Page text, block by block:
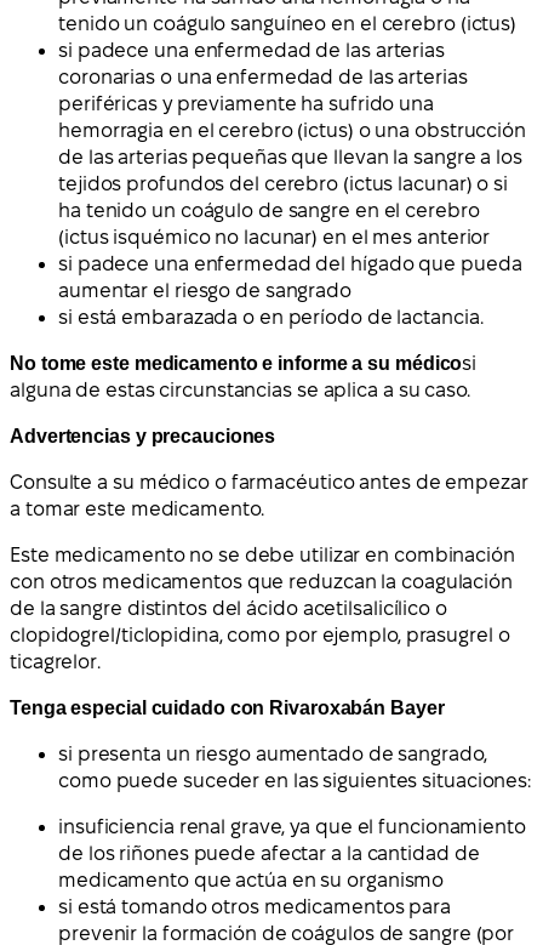
tenido un coágulo sanguíneo en el cerebro (ictus)
si padece una enfermedad de las arterias
coronarias o una enfermedad de las arterias
periféricas y previamente ha sufrido una
hemorragia en el cerebro (ictus) o una obstrucción
de las arterias pequeñas que llevan la sangre a los
tejidos profundos del cerebro (ictus lacunar) o si
ha tenido un coágulo de sangre en el cerebro
(ictus isquémico no lacunar) en el mes anterior
si padece una enfermedad del hígado que pueda
aumentar el riesgo de sangrado
si está embarazada o en período de lactancia.
No tome este medicamento e informe a su médicosi
alguna de estas circunstancias se aplica a su caso.
Advertencias y precauciones
Consulte a su médico o farmacéutico antes de empezar
a tomar este medicamento.
Este medicamento no se debe utilizar en combinación
con otros medicamentos que reduzcan la coagulación
de la sangre distintos del ácido acetilsalicílico o
clopidogrel/ticlopidina, como por ejemplo, prasugrel o
ticagrelor.
Tenga especial cuidado con Rivaroxabán Bayer
si presenta un riesgo aumentado de sangrado,
como puede suceder en las siguientes situaciones:
insuficiencia renal grave, ya que el funcionamiento
de los riñones puede afectar a la cantidad de
medicamento que actúa en su organismo
si está tomando otros medicamentos para
prevenir la formación de coágulos de sangre (por